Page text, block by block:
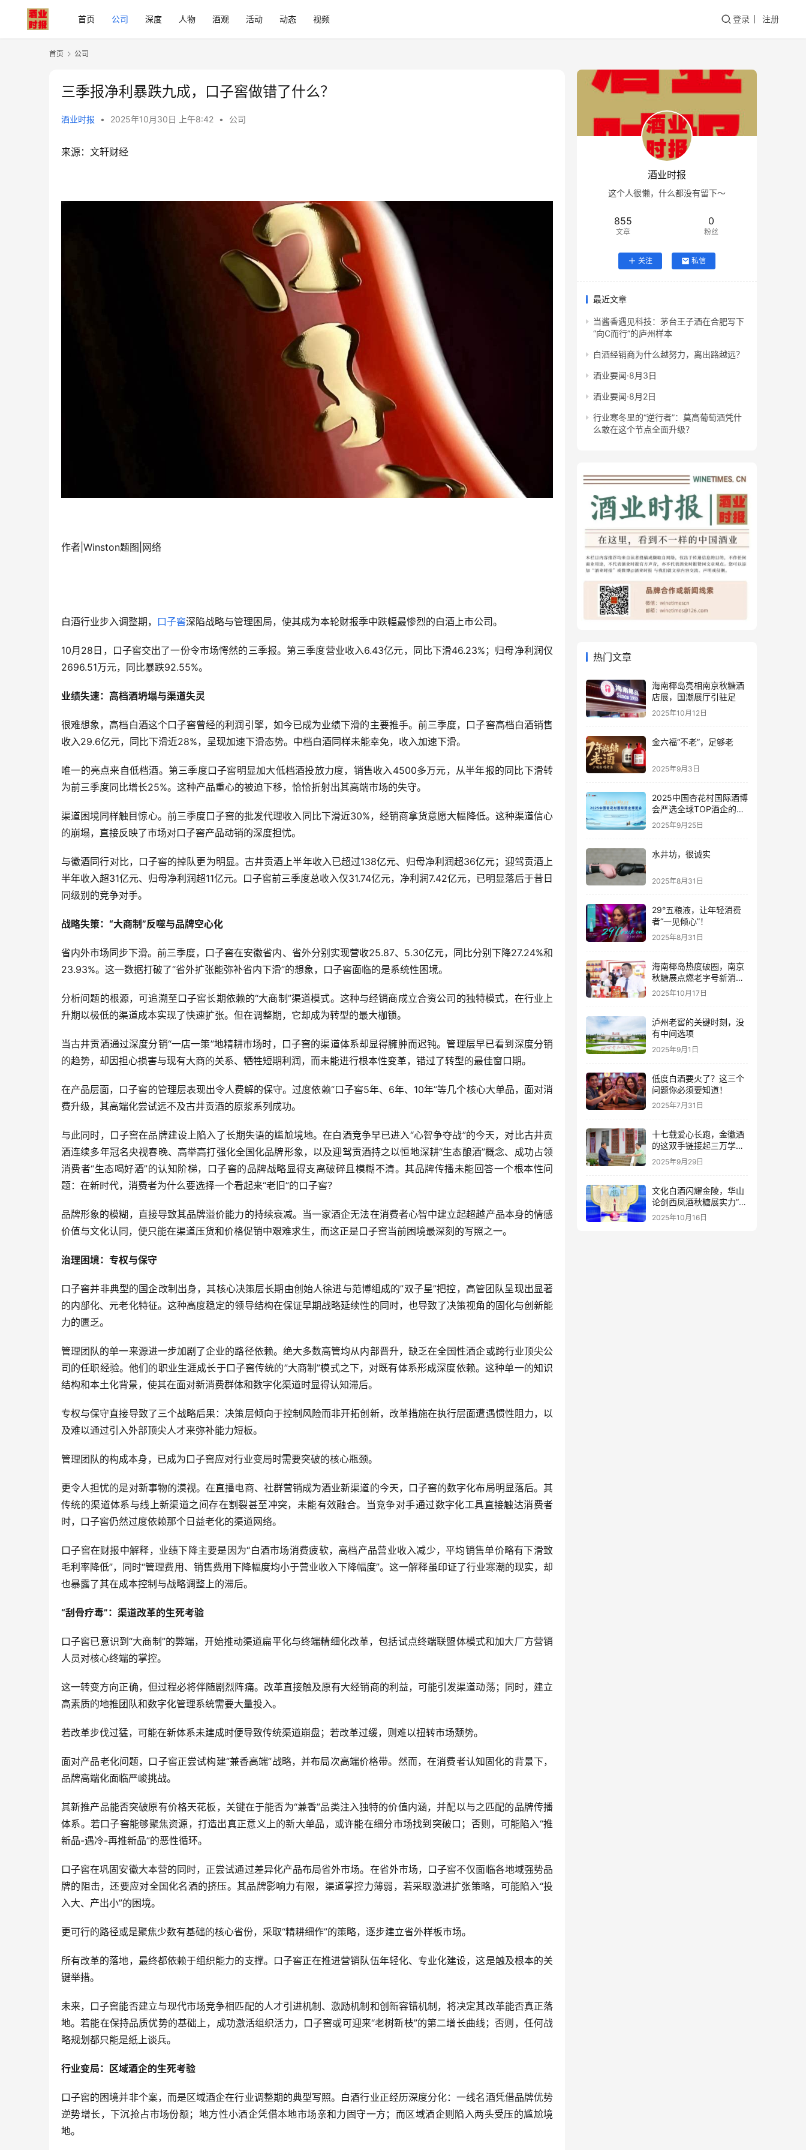
首页 公司 深度 人物 酒观 活动 动态 视频 登录 注册
首页 公司
三季报净利暴跌九成，口子窖做错了什么？
酒业时报 • 2025年10月30日 上午8:42 • 公司
来源：文轩财经
作者|Winston题图|网络
白酒行业步入调整期， 口子窖深陷战略与管理困局，使其成为本轮财报季中跌幅最惨烈的白酒上市公司。
10月28日，口子窖交出了一份令市场愕然的三季报。第三季度营业收入6.43亿元，同比下滑46.23%；归母净利润仅
2696.51万元，同比暴跌92.55%。
业绩失速：高档酒坍塌与渠道失灵
很难想象，高档白酒这个口子窖曾经的利润引擎，如今已成为业绩下滑的主要推手。前三季度，口子窖高档白酒销售
收入29.6亿元，同比下滑近28%，呈现加速下滑态势。中档白酒同样未能幸免，收入加速下滑。
唯一的亮点来自低档酒。第三季度口子窖明显加大低档酒投放力度，销售收入4500多万元，从半年报的同比下滑转
为前三季度同比增长25%。这种产品重心的被迫下移，恰恰折射出其高端市场的失守。
渠道困境同样触目惊心。前三季度口子窖的批发代理收入同比下滑近30%，经销商拿货意愿大幅降低。这种渠道信心
的崩塌，直接反映了市场对口子窖产品动销的深度担忧。
与徽酒同行对比，口子窖的掉队更为明显。古井贡酒上半年收入已超过138亿元、归母净利润超36亿元；迎驾贡酒上
半年收入超31亿元、归母净利润超11亿元。口子窖前三季度总收入仅31.74亿元，净利润7.42亿元，已明显落后于昔日
同级别的竞争对手。
战略失策：“大商制”反噬与品牌空心化
省内外市场同步下滑。前三季度，口子窖在安徽省内、省外分别实现营收25.87、5.30亿元，同比分别下降27.24%和
23.93%。这一数据打破了“省外扩张能弥补省内下滑”的想象，口子窖面临的是系统性困境。
分析问题的根源，可追溯至口子窖长期依赖的“大商制”渠道模式。这种与经销商成立合资公司的独特模式，在行业上
升期以极低的渠道成本实现了快速扩张。但在调整期，它却成为转型的最大枷锁。
当古井贡酒通过深度分销“一店一策”地精耕市场时，口子窖的渠道体系却显得臃肿而迟钝。管理层早已看到深度分销
的趋势，却因担心损害与现有大商的关系、牺牲短期利润，而未能进行根本性变革，错过了转型的最佳窗口期。
在产品层面，口子窖的管理层表现出令人费解的保守。过度依赖“口子窖5年、6年、10年”等几个核心大单品，面对消
费升级，其高端化尝试远不及古井贡酒的原浆系列成功。
与此同时，口子窖在品牌建设上陷入了长期失语的尴尬境地。在白酒竞争早已进入“心智争夺战”的今天，对比古井贡
酒连续多年冠名央视春晚、高举高打强化全国化品牌形象，以及迎驾贡酒持之以恒地深耕“生态酿酒”概念、成功占领
消费者“生态喝好酒”的认知阶梯，口子窖的品牌战略显得支离破碎且模糊不清。其品牌传播未能回答一个根本性问
题：在新时代，消费者为什么要选择一个看起来“老旧”的口子窖？
品牌形象的模糊，直接导致其品牌溢价能力的持续衰减。当一家酒企无法在消费者心智中建立起超越产品本身的情感
价值与文化认同，便只能在渠道压货和价格促销中艰难求生，而这正是口子窖当前困境最深刻的写照之一。
治理困境：专权与保守
口子窖并非典型的国企改制出身，其核心决策层长期由创始人徐进与范博组成的”双子星”把控，高管团队呈现出显著
的内部化、元老化特征。这种高度稳定的领导结构在保证早期战略延续性的同时，也导致了决策视角的固化与创新能
力的匮乏。
管理团队的单一来源进一步加剧了企业的路径依赖。绝大多数高管均从内部晋升，缺乏在全国性酒企或跨行业顶尖公
司的任职经验。他们的职业生涯成长于口子窖传统的”大商制”模式之下，对既有体系形成深度依赖。这种单一的知识
结构和本土化背景，使其在面对新消费群体和数字化渠道时显得认知滞后。
专权与保守直接导致了三个战略后果：决策层倾向于控制风险而非开拓创新，改革措施在执行层面遭遇惯性阻力，以
及难以通过引入外部顶尖人才来弥补能力短板。
管理团队的构成本身，已成为口子窖应对行业变局时需要突破的核心瓶颈。
更令人担忧的是对新事物的漠视。在直播电商、社群营销成为酒业新渠道的今天，口子窖的数字化布局明显落后。其
传统的渠道体系与线上新渠道之间存在割裂甚至冲突，未能有效融合。当竞争对手通过数字化工具直接触达消费者
时，口子窖仍然过度依赖那个日益老化的渠道网络。
口子窖在财报中解释，业绩下降主要是因为“白酒市场消费疲软，高档产品营业收入减少，平均销售单价略有下滑致
毛利率降低”，同时“管理费用、销售费用下降幅度均小于营业收入下降幅度”。这一解释虽印证了行业寒潮的现实，却
也暴露了其在成本控制与战略调整上的滞后。
“刮骨疗毒”：渠道改革的生死考验
口子窖已意识到“大商制”的弊端，开始推动渠道扁平化与终端精细化改革，包括试点终端联盟体模式和加大厂方营销
人员对核心终端的掌控。
这一转变方向正确，但过程必将伴随剧烈阵痛。改革直接触及原有大经销商的利益，可能引发渠道动荡；同时，建立
高素质的地推团队和数字化管理系统需要大量投入。
若改革步伐过猛，可能在新体系未建成时便导致传统渠道崩盘；若改革过缓，则难以扭转市场颓势。
面对产品老化问题，口子窖正尝试构建“兼香高端”战略，并布局次高端价格带。然而，在消费者认知固化的背景下，
品牌高端化面临严峻挑战。
其新推产品能否突破原有价格天花板，关键在于能否为“兼香”品类注入独特的价值内涵，并配以与之匹配的品牌传播
体系。若口子窖能够聚焦资源，打造出真正意义上的新大单品，或许能在细分市场找到突破口；否则，可能陷入“推
新品-遇冷-再推新品”的恶性循环。
口子窖在巩固安徽大本营的同时，正尝试通过差异化产品布局省外市场。在省外市场，口子窖不仅面临各地域强势品
牌的阻击，还要应对全国化名酒的挤压。其品牌影响力有限，渠道掌控力薄弱，若采取激进扩张策略，可能陷入“投
入大、产出小”的困境。
更可行的路径或是聚焦少数有基础的核心省份，采取“精耕细作”的策略，逐步建立省外样板市场。
所有改革的落地，最终都依赖于组织能力的支撑。口子窖正在推进营销队伍年轻化、专业化建设，这是触及根本的关
键举措。
未来，口子窖能否建立与现代市场竞争相匹配的人才引进机制、激励机制和创新容错机制，将决定其改革能否真正落
地。若能在保持品质优势的基础上，成功激活组织活力，口子窖或可迎来“老树新枝”的第二增长曲线；否则，任何战
略规划都只能是纸上谈兵。
行业变局：区域酒企的生死考验
口子窖的困境并非个案，而是区域酒企在行业调整期的典型写照。白酒行业正经历深度分化：一线名酒凭借品牌优势
逆势增长，下沉抢占市场份额；地方性小酒企凭借本地市场亲和力固守一方；而区域酒企则陷入两头受压的尴尬境
地。
酒业时报
这个人很懒，什么都没有留下～
855
文章
0
粉丝
关注 私信
最近文章
当酱香遇见科技：茅台王子酒在合肥写下
“向C而行”的庐州样本
白酒经销商为什么越努力，离出路越远？
酒业要闻·8月3日
酒业要闻·8月2日
行业寒冬里的“逆行者”：莫高葡萄酒凭什
么敢在这个节点全面升级？
热门文章
海南椰岛亮相南京秋糖酒
店展，国潮展厅引驻足
2025年10月12日
金六福“不老”，足够老
2025年9月3日
2025中国杏花村国际酒博
会严选全球TOP酒企的底
气何在？
2025年9月25日
水井坊，很诚实
2025年8月31日
29°五粮液，让年轻消费
者“一见倾心”！
2025年8月31日
海南椰岛热度破圈，南京
秋糖展点燃老字号新消费
热潮
2025年10月17日
泸州老窖的关键时刻，没
有中间选项
2025年9月1日
低度白酒要火了？这三个
问题你必须要知道！
2025年7月31日
十七载爱心长跑，金徽酒
的这双手链接起三万学子
的人生路
2025年9月29日
文化白酒闪耀金陵，华山
论剑西凤酒秋糖展实力”出
圈”
2025年10月16日